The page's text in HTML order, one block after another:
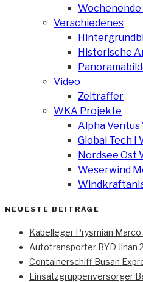
Wochenende
Verschiedenes
Historische
Video
Zeitraffer
WKA Projekte
Alpha
Global Tech I
Nordsee Ost
Weserwind
NEUESTE BEITRÄGE
Kabelleger Prysmian Marco
Autotransporter BYD Jinan
Containerschiff Busan
Einsatzgruppenversorger